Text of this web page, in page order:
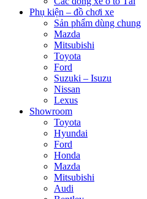
Phụ kiện – đồ chơi xe
Sản phẩm dùng chung
Mazda
Mitsubishi
Toyota
Ford
Suzuki – Isuzu
Nissan
Lexus
Showroom
Toyota
Hyundai
Ford
Honda
Mazda
Mitsubishi
Audi